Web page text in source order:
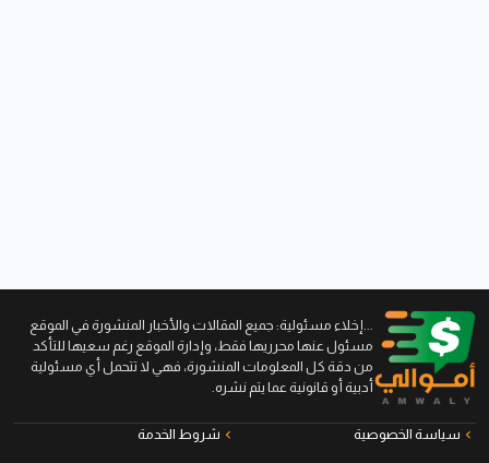
...إخلاء مسئولية: جميع المقالات والأخبار المنشورة في الموقع
مسئول عنها محرريها فقط، وإدارة الموقع رغم سعيها للتأكد
من دقة كل المعلومات المنشورة، فهي لا تتحمل أي مسئولية
أدبية أو قانونية عما يتم نشره.
سياسة الخصوصية شروط الخدمة